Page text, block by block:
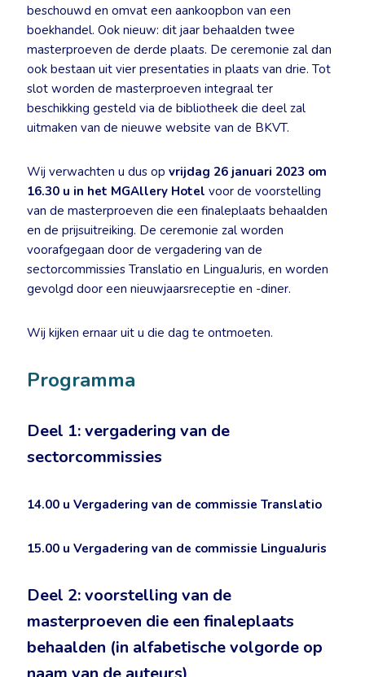
beschouwd en omvat een aankoopbon van een
boekhandel. Ook nieuw: dit jaar behaalden twee
masterproeven de derde plaats. De ceremonie zal dan
ook bestaan uit vier presentaties in plaats van drie. Tot
slot worden de masterproeven integraal ter
beschikking gesteld via de bibliotheek die deel zal
uitmaken van de nieuwe website van de BKVT.
Wij verwachten u dus op vrijdag 26 januari 2023 om
16.30 u in het MGAllery Hotel voor de voorstelling
van de masterproeven die een finaleplaats behaalden
en de prijsuitreiking. De ceremonie zal worden
voorafgegaan door de vergadering van de
sectorcommissies Translatio en LinguaJuris, en worden
gevolgd door een nieuwjaarsreceptie en -diner.
Wij kijken ernaar uit u die dag te ontmoeten.
Programma
Deel 1: vergadering van de
sectorcommissies
14.00 u Vergadering van de commissie Translatio
15.00 u Vergadering van de commissie LinguaJuris
Deel 2: voorstelling van de
masterproeven die een finaleplaats
behaalden (in alfabetische volgorde op